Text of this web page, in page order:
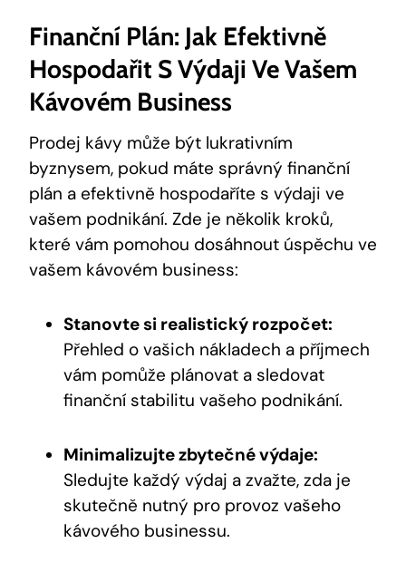
Finanční Plán: Jak Efektivně
Hospodařit S Výdaji Ve Vašem
Kávovém Business
Prodej kávy může být lukrativním
byznysem, pokud máte správný finanční
plán a efektivně hospodaříte s výdaji ve
vašem podnikání. Zde je několik kroků,
které vám pomohou dosáhnout úspěchu ve
vašem kávovém business:
Stanovte si realistický rozpočet:
Přehled o vašich nákladech a příjmech
vám pomůže plánovat a sledovat
finanční stabilitu vašeho podnikání.
Minimalizujte zbytečné výdaje:
Sledujte každý výdaj a zvažte, zda je
skutečně nutný pro provoz vašeho
kávového businessu.